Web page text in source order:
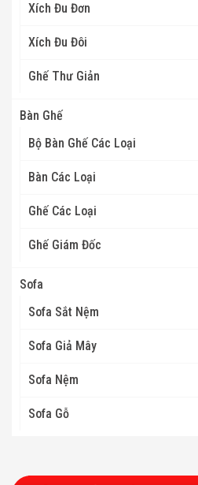
Xích Đu Đơn
Xích Đu Đôi
Ghế Thư Giản
Bàn Ghế
Bộ Bàn Ghế Các Loại
Bàn Các Loại
Ghế Các Loại
Ghế Giám Đốc
Sofa
Sofa Sắt Nệm
Sofa Giả Mây
Sofa Nệm
Sofa Gỗ